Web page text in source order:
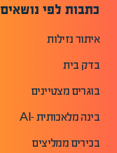
כתבות לפי נושאים
איתור נזילות
בדק בית
בוגרים מצטיינים
בינה מלאכותית -AI
בכירים ממליצים